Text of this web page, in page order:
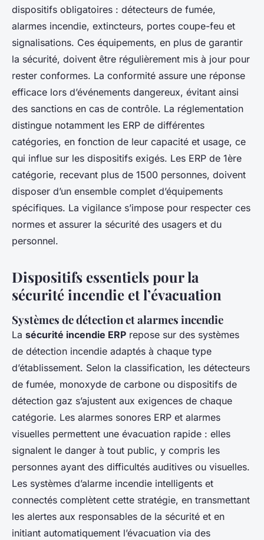
dispositifs obligatoires : détecteurs de fumée,
alarmes incendie, extincteurs, portes coupe-feu et
signalisations. Ces équipements, en plus de garantir
la sécurité, doivent être régulièrement mis à jour pour
rester conformes. La conformité assure une réponse
efficace lors d’événements dangereux, évitant ainsi
des sanctions en cas de contrôle. La réglementation
distingue notamment les ERP de différentes
catégories, en fonction de leur capacité et usage, ce
qui influe sur les dispositifs exigés. Les ERP de 1ère
catégorie, recevant plus de 1500 personnes, doivent
disposer d’un ensemble complet d’équipements
spécifiques. La vigilance s’impose pour respecter ces
normes et assurer la sécurité des usagers et du
personnel.
Dispositifs essentiels pour la
sécurité incendie et l’évacuation
Systèmes de détection et alarmes incendie
La sécurité incendie ERP repose sur des systèmes
de détection incendie adaptés à chaque type
d’établissement. Selon la classification, les détecteurs
de fumée, monoxyde de carbone ou dispositifs de
détection gaz s’ajustent aux exigences de chaque
catégorie. Les alarmes sonores ERP et alarmes
visuelles permettent une évacuation rapide : elles
signalent le danger à tout public, y compris les
personnes ayant des difficultés auditives ou visuelles.
Les systèmes d’alarme incendie intelligents et
connectés complètent cette stratégie, en transmettant
les alertes aux responsables de la sécurité et en
initiant automatiquement l’évacuation via des